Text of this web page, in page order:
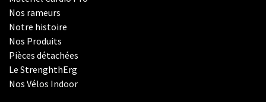
Nos rameurs
Notre histoire
Nos Produits
Pièces détachées
Le StrenghthErg
Nos Vélos Indoor